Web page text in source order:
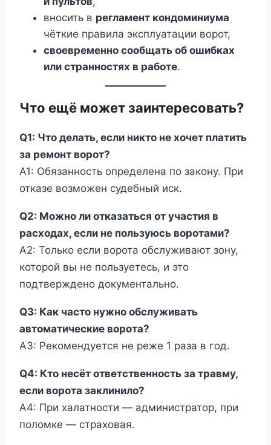
вносить в регламент кондоминиума
чёткие правила эксплуатации ворот,
своевременно сообщать об ошибках
или странностях в работе.
Что ещё может заинтересовать?
Q1: Что делать, если никто не хочет платить
за ремонт ворот?
A1: Обязанность определена по закону. При
отказе возможен судебный иск.
Q2: Можно ли отказаться от участия в
расходах, если не пользуюсь воротами?
A2: Только если ворота обслуживают зону,
которой вы не пользуетесь, и это
подтверждено документально.
Q3: Как часто нужно обслуживать
автоматические ворота?
A3: Рекомендуется не реже 1 раза в год.
Q4: Кто несёт ответственность за травму,
если ворота заклинило?
A4: При халатности — администратор, при
поломке — страховая.